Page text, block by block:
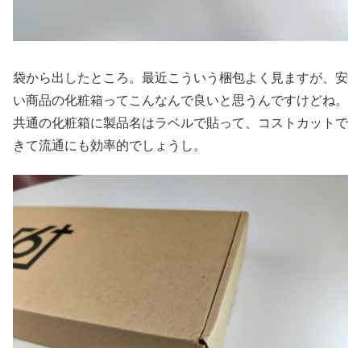
袋から出したところ。最近こういう梱包よく見ますが、安
い商品の化粧箱ってこんなんで良いと思うんですけどね。
共通の化粧箱に製品名はラベルで貼って、コストカットで
きて流通にも効率的でしょうし。